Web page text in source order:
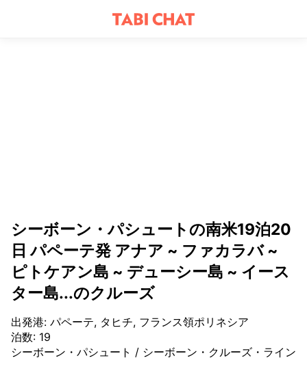
シーボーン・パシュートの南米19泊20
日 パペーテ発 アナア ~ ファカラバ ~
ピトケアン島 ~ デューシー島 ~ イース
ター島...のクルーズ
出発港: パペーテ, タヒチ, フランス領ポリネシア
泊数: 19
シーボーン・パシュート / シーボーン・クルーズ・ライン